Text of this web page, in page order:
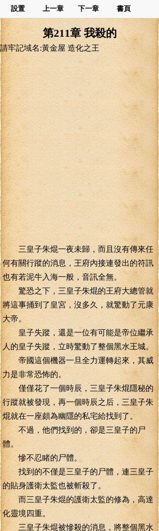
設置 上一章 下一章 書頁
第211章 我殺的
請牢記域名:黃金屋 造化之王
三皇子朱焜一夜未歸，而且沒有傳來任
何有關行蹤的消息，王府內接連發出的符訊
也有若泥牛入海一般，音訊全無。
驚恐之下，三皇子朱焜的王府大總管就
將這事捅到了皇宮，沒多久，就驚動了元康
大帝。
皇子失蹤，還是一位有可能是帝位繼承
人的皇子失蹤，立時驚動了整個黑水王城。
帝國這個機器一旦全力運轉起來，其威
力是非常恐怖的。
僅僅花了一個時辰，三皇子朱焜隱秘的
行蹤就被發現，再一個時辰之后，三皇子朱
焜就在一座頗為幽隱的私宅給找到了。
不過，他們找到的，卻是三皇子的尸
體。
慘不忍睹的尸體。
找到的不僅是三皇子的尸體，連三皇子
的貼身護衛太監也被斬殺了。
而三皇子朱焜的護衛太監的修為，高達
化靈境四重。
三皇子朱焜被慘殺的消息，將整個黑水